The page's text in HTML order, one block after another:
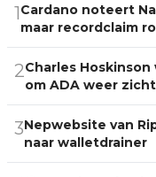
1Cardano noteert
maar recordclaim
2Charles
om ADA weer
3Nepwebsite van
naar walletdrainer